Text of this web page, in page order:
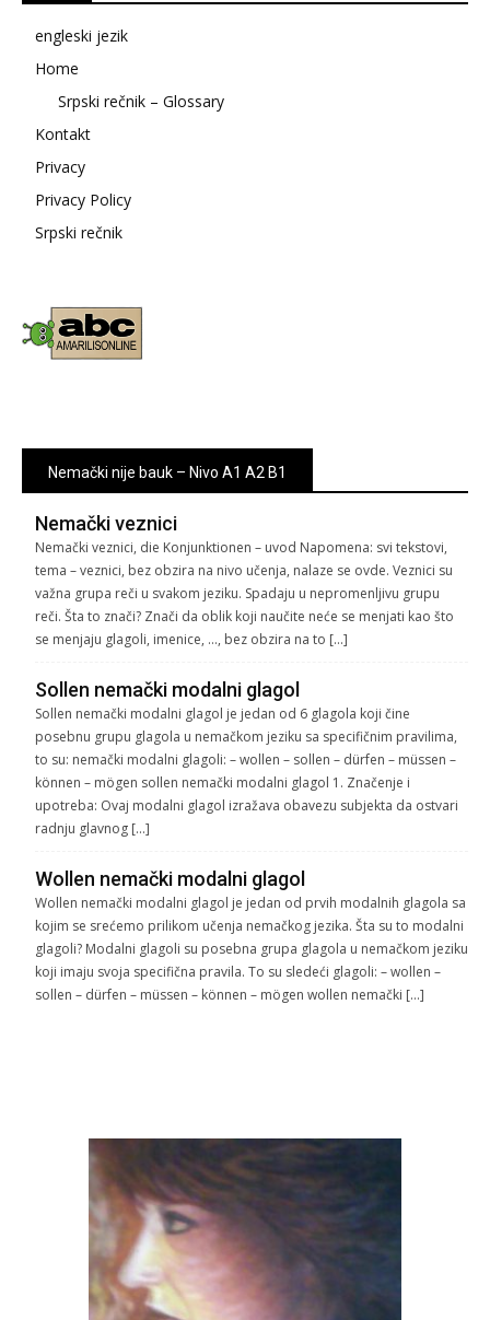
engleski jezik
Home
Srpski rečnik – Glossary
Kontakt
Privacy
Privacy Policy
Srpski rečnik
Nemački nije bauk – Nivo A1 A2 B1
Nemački veznici
Nemački veznici, die Konjunktionen – uvod Napomena: svi tekstovi,
tema – veznici, bez obzira na nivo učenja, nalaze se ovde. Veznici su
važna grupa reči u svakom jeziku. Spadaju u nepromenljivu grupu
reči. Šta to znači? Znači da oblik koji naučite neće se menjati kao što
se menjaju glagoli, imenice, …, bez obzira na to […]
Sollen nemački modalni glagol
Sollen nemački modalni glagol je jedan od 6 glagola koji čine
posebnu grupu glagola u nemačkom jeziku sa specifičnim pravilima,
to su: nemački modalni glagoli: – wollen – sollen – dürfen – müssen –
können – mögen sollen nemački modalni glagol 1. Značenje i
upotreba: Ovaj modalni glagol izražava obavezu subjekta da ostvari
radnju glavnog […]
Wollen nemački modalni glagol
Wollen nemački modalni glagol je jedan od prvih modalnih glagola sa
kojim se srećemo prilikom učenja nemačkog jezika. Šta su to modalni
glagoli? Modalni glagoli su posebna grupa glagola u nemačkom jeziku
koji imaju svoja specifična pravila. To su sledeći glagoli: – wollen –
sollen – dürfen – müssen – können – mögen wollen nemački […]